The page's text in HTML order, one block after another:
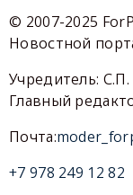
© 2007-2025
Новостной
Учредитель:
Главный
Почта:
+7 978 249 12 82